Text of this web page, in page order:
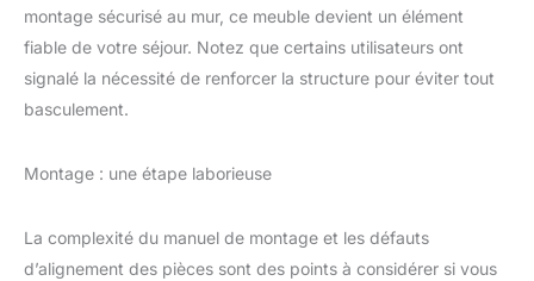
Installation facile -
Instructions
d’assemblage détaillées
et tous les composants
éclairage ne sont pas
sécuritaire et durable -
l’équipe de tendance
montage sécurisé au mur, ce meuble devient un élément
fiable de votre séjour. Notez que certains utilisateurs ont
signalé la nécessité de renforcer la structure pour éviter tout
basculement.
Montage : une étape laborieuse
La complexité du manuel de montage et les défauts
d’alignement des pièces sont des points à considérer si vous